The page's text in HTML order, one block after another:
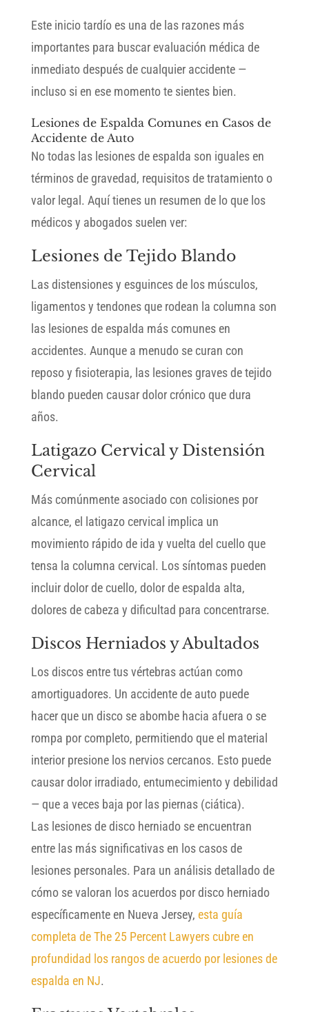
Este inicio tardío es una de las razones más
importantes para buscar evaluación médica de
inmediato después de cualquier accidente —
incluso si en ese momento te sientes bien.
Lesiones de Espalda Comunes en Casos de
Accidente de Auto
No todas las lesiones de espalda son iguales en
términos de gravedad, requisitos de tratamiento o
valor legal. Aquí tienes un resumen de lo que los
médicos y abogados suelen ver:
Lesiones de Tejido Blando
Las distensiones y esguinces de los músculos,
ligamentos y tendones que rodean la columna son
las lesiones de espalda más comunes en
accidentes. Aunque a menudo se curan con
reposo y fisioterapia, las lesiones graves de tejido
blando pueden causar dolor crónico que dura
años.
Latigazo Cervical y Distensión
Cervical
Más comúnmente asociado con colisiones por
alcance, el latigazo cervical implica un
movimiento rápido de ida y vuelta del cuello que
tensa la columna cervical. Los síntomas pueden
incluir dolor de cuello, dolor de espalda alta,
dolores de cabeza y dificultad para concentrarse.
Discos Herniados y Abultados
Los discos entre tus vértebras actúan como
amortiguadores. Un accidente de auto puede
hacer que un disco se abombe hacia afuera o se
rompa por completo, permitiendo que el material
interior presione los nervios cercanos. Esto puede
causar dolor irradiado, entumecimiento y debilidad
— que a veces baja por las piernas (ciática).
Las lesiones de disco herniado se encuentran
entre las más significativas en los casos de
lesiones personales. Para un análisis detallado de
cómo se valoran los acuerdos por disco herniado
específicamente en Nueva Jersey, esta guía
completa de The 25 Percent Lawyers cubre en
profundidad los rangos de acuerdo por lesiones de
espalda en NJ.